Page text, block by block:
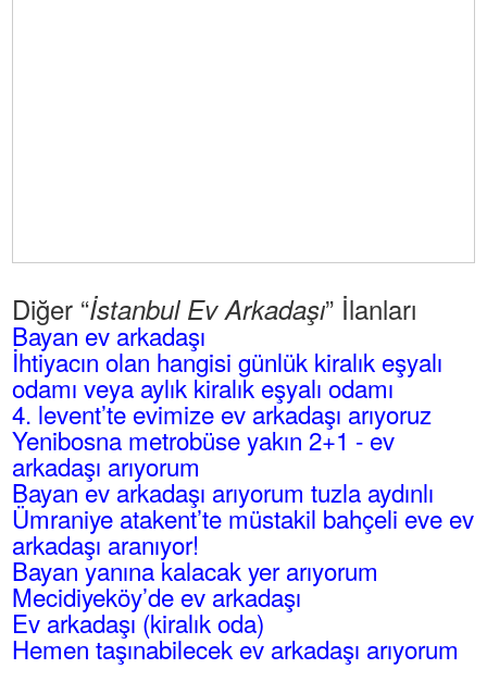
Diğer “İstanbul Ev Arkadaşı” İlanları
Bayan ev arkadaşı
İhtiyacın olan hangisi günlük kiralık eşyalı
odamı veya aylık kiralık eşyalı odamı
4. levent’te evimize ev arkadaşı arıyoruz
Yenibosna metrobüse yakın 2+1 - ev
arkadaşı arıyorum
Bayan ev arkadaşı arıyorum tuzla aydınlı
Ümraniye atakent’te müstakil bahçeli eve ev
arkadaşı aranıyor!
Bayan yanına kalacak yer arıyorum
Mecidiyeköy’de ev arkadaşı
Ev arkadaşı (kiralık oda)
Hemen taşınabilecek ev arkadaşı arıyorum